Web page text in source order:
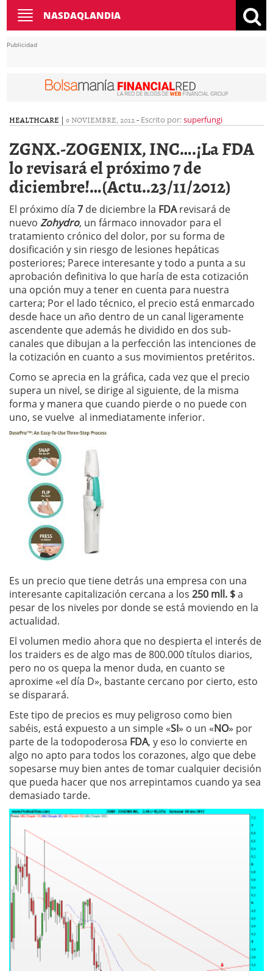
Toggle
navigation
NASDAQLANDIA
Publicidad
HEALTHCARE | 9 NOVIEMBRE, 2012- Escrito por:superfungi
ZGNX.-ZOGENIX, INC….¡La FDA
lo revisará el próximo 7 de
diciembre!…(Actu..23/11/2012)
El próximo día 7 de diciembre la FDArevisará de
nuevo Zohydro, un fármaco innovador para el
tratamiento crónico del dolor, por su forma de
dosificación y sin riesgo de lesiones hepáticas
posteriores; Parece interesante y todo a punta a su
aprobación definitiva lo que haría de esta cotización
una opción muy a tener en cuenta para nuestra
cartera; Por el lado técnico, el precio está enmarcado
desde hace un año dentro de un canal ligeramente
ascendente que además he dividido en dos sub-
canales que dibujan a la perfección las intenciones de
la cotización en cuanto a sus movimientos pretéritos.
Como se aprecia en la gráfica, cada vez que el precio
supera un nivel, se dirige al siguiente, de la misma
forma y manera que cuando pierde o no puede con
uno, se vuelve al inmediatamente inferior.
Es un precio que tiene detrás una empresa con una
interesante capitalización cercana a los 250 mll. $a
pesar de los niveles por donde se está moviendo en la
actualidad.
El volumen medio ahora que no despierta el interés de
los traiders es de algo mas de 800.000 títulos diarios,
pero no os quepa la menor duda, en cuanto se
aproxime «el día D», bastante cercano por cierto, esto
se disparará.
Este tipo de precios es muy peligroso como bien
sabéis, está expuesto a un simple «SI» o un «NO» por
parte de la todopoderosa FDA, y eso lo convierte en
algo no apto para todos los corazones, algo que debe
sopesarse muy bien antes de tomar cualquier decisión
que pueda hacer que nos arrepintamos cuando ya sea
demasiado tarde.